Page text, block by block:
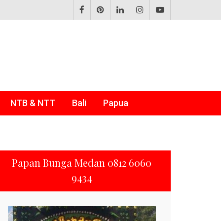
NTB & NTT Bali Papua
Papan Bunga Medan 0812 6060
9434